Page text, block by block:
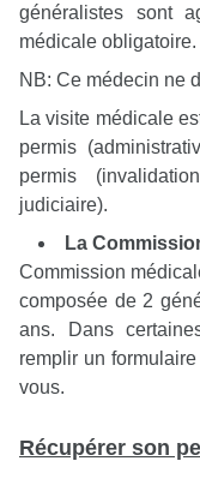
généralistes sont
médicale obligatoire.
NB: Ce médecin ne
La visite médicale
permis
permis
judiciaire).
La
Commission
composée de 2
ans. Dans
remplir un
vous.
Récupérer son